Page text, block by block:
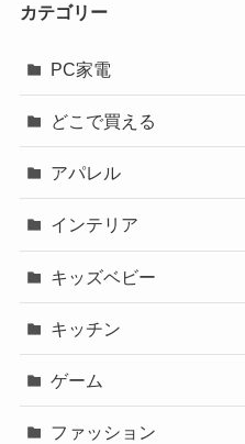
カテゴリー
PC家電
どこで買える
アパレル
インテリア
キッズベビー
キッチン
ゲーム
ファッション